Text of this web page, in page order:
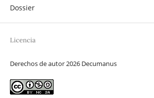
Dossier
Licencia
Derechos de autor 2026 Decumanus